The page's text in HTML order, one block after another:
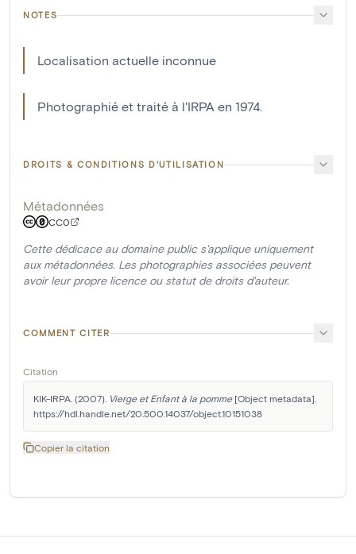
NOTES
Localisation actuelle inconnue
Photographié et traité à l'IRPA en 1974.
DROITS & CONDITIONS D'UTILISATION
Métadonnées
CC0
Cette dédicace au domaine public s'applique uniquement
aux métadonnées. Les photographies associées peuvent
avoir leur propre licence ou statut de droits d'auteur.
COMMENT CITER
Citation
KIK-IRPA. (2007). Vierge et Enfant à la pomme [Object metadata].
https://hdl.handle.net/20.500.14037/object.10151038
Copier la citation